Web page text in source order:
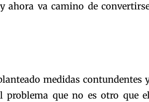
ahora va camino de
medidas contundentes
que no es otro que